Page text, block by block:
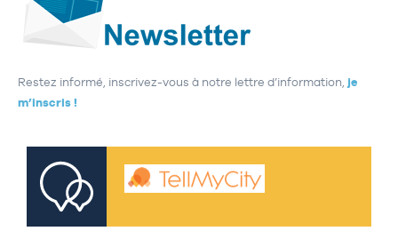
Restez informé, inscrivez-vous à notre lettre d’information, je
m’inscris !